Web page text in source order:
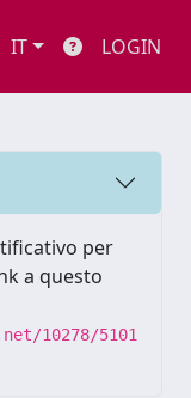
IT LOGIN
per
a questo
10278/5101